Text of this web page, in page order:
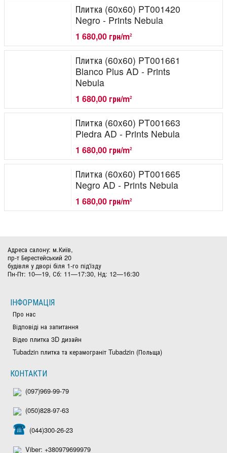
Плитка (60x60) PT001420
Negro - Prints Nebula
1 680,00 грн/m2
Плитка (60x60) PT001661
Blanco Plus AD - Prints
Nebula
1 680,00 грн/m2
Плитка (60x60) PT001663
Piedra AD - Prints Nebula
1 680,00 грн/m2
Плитка (60x60) PT001665
Negro AD - Prints Nebula
1 680,00 грн/m2
Адреса салону: м.Київ,
пр-т Берестейський 20
будівля у дворі біля 1-го під'їзду
Пн-Пт: 10—19, Сб: 11—17:30, Нд: 12—16:30
ІНФОРМАЦІЯ
Про нас
Відповіді на запитання
Відео плитка 3D дизайн
Tubadzin плитка та керамограніт Tubadzin (Польща)
КОНТАКТИ
(097)969-99-79
(050)828-97-63
(044)300-26-23
Viber: +380979699979